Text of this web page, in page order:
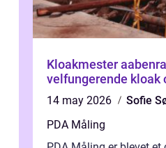
Kloakmester aabenraa sådan sikrer
velfungerende kloak
14 may 2026
Sofie
PDA Måling